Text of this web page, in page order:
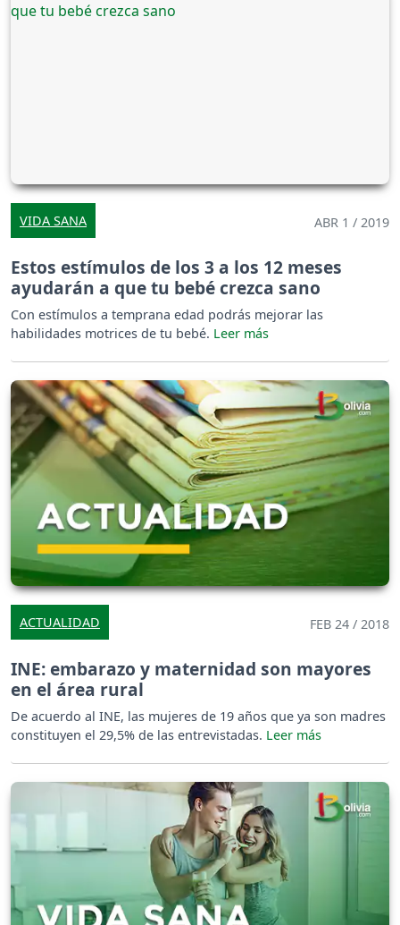
VIDA SANA ABR 1 / 2019
Estos estímulos de los 3 a los 12 meses
ayudarán a que tu bebé crezca sano
Con estímulos a temprana edad podrás mejorar las
habilidades motrices de tu bebé.
ACTUALIDAD FEB 24 / 2018
INE: embarazo y maternidad son mayores
en el área rural
De acuerdo al INE, las mujeres de 19 años que ya son madres
constituyen el 29,5% de las entrevistadas.